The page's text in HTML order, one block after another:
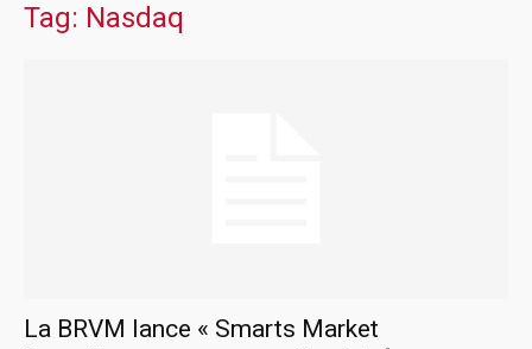
Tag: Nasdaq
La BRVM lance « Smarts Market